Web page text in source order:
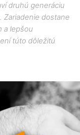
druhú generáciu
Zariadenie dostane
a lepšou
túto dôležitú